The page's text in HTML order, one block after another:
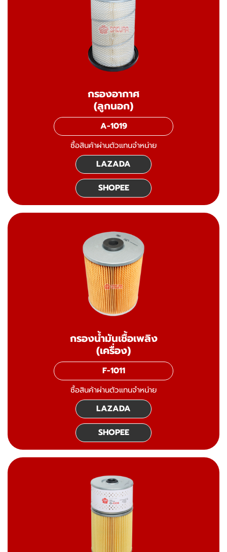
กรองอากาศ
(ลูกนอก)
A-1019
ซื้อสินค้าผ่านตัวแทนจำหน่าย
LAZADA
SHOPEE
กรองน้ำมันเชื้อเพลิง
(เครื่อง)
F-1011
ซื้อสินค้าผ่านตัวแทนจำหน่าย
LAZADA
SHOPEE